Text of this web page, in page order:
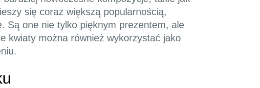
się coraz większą popularnością,
Są one nie tylko pięknym prezentem, ale
kwiaty można również wykorzystać jako